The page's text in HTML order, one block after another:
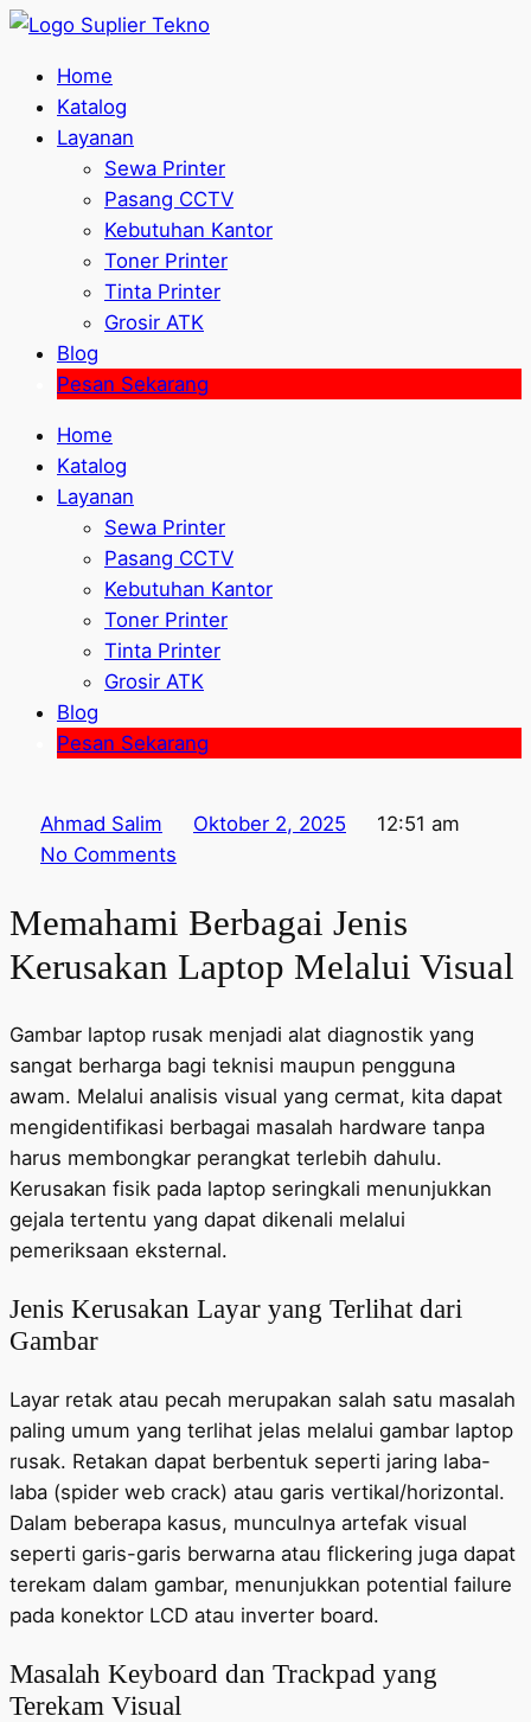
Home
Katalog
Layanan
Sewa Printer
Pasang CCTV
Kebutuhan Kantor
Toner Printer
Tinta Printer
Grosir ATK
Blog
Pesan Sekarang
Home
Katalog
Layanan
Sewa Printer
Pasang CCTV
Kebutuhan Kantor
Toner Printer
Tinta Printer
Grosir ATK
Blog
Pesan Sekarang
Ahmad Salim Oktober 2, 2025
12:51 am
No Comments
Memahami Berbagai Jenis
Kerusakan Laptop Melalui Visual
Gambar laptop rusak menjadi alat diagnostik yang
sangat berharga bagi teknisi maupun pengguna
awam. Melalui analisis visual yang cermat, kita dapat
mengidentifikasi berbagai masalah hardware tanpa
harus membongkar perangkat terlebih dahulu.
Kerusakan fisik pada laptop seringkali menunjukkan
gejala tertentu yang dapat dikenali melalui
pemeriksaan eksternal.
Jenis Kerusakan Layar yang Terlihat dari
Gambar
Layar retak atau pecah merupakan salah satu masalah
paling umum yang terlihat jelas melalui gambar laptop
rusak. Retakan dapat berbentuk seperti jaring laba-
laba (spider web crack) atau garis vertikal/horizontal.
Dalam beberapa kasus, munculnya artefak visual
seperti garis-garis berwarna atau flickering juga dapat
terekam dalam gambar, menunjukkan potential failure
pada konektor LCD atau inverter board.
Masalah Keyboard dan Trackpad yang
Terekam Visual